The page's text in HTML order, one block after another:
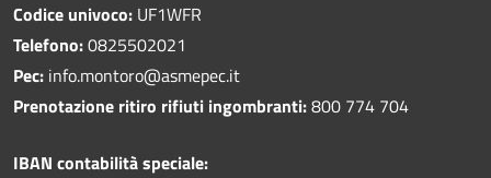
Codice univoco: UF1WFR
Telefono:0825502021
Pec: info.montoro@asmepec.it
Prenotazione ritiro rifiuti ingombranti:800 774 704
IBAN contabilità speciale: